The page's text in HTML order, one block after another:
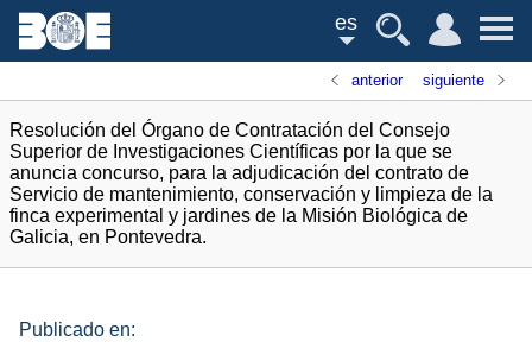
es
anterior siguiente
Resolución del Órgano de Contratación del Consejo
Superior de Investigaciones Científicas por la que se
anuncia concurso, para la adjudicación del contrato de
Servicio de mantenimiento, conservación y limpieza de la
finca experimental y jardines de la Misión Biológica de
Galicia, en Pontevedra.
Publicado en: